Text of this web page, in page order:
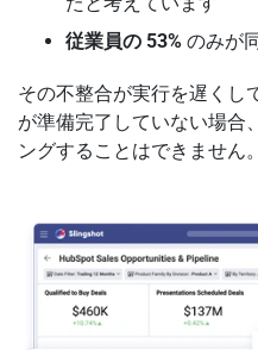
従業員の 53% のみが
その不整合が実行を遅くし
が準備完了していない場合
ングすることはできません。